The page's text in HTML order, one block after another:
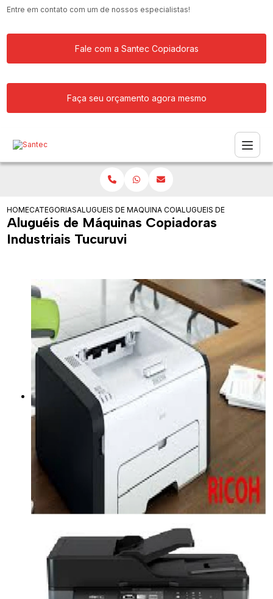
Entre em contato com um de nossos especialistas!
Fale com a Santec Copiadoras
Faça seu orçamento agora mesmo
HOMECATEGORIASALUGUEIS DE COPIADORASMAQUINA COPIADORA COLORIDA PARA
ALUGUEIS DE MAQUINAS
Aluguéis de Máquinas Copiadoras
Industriais Tucuruvi